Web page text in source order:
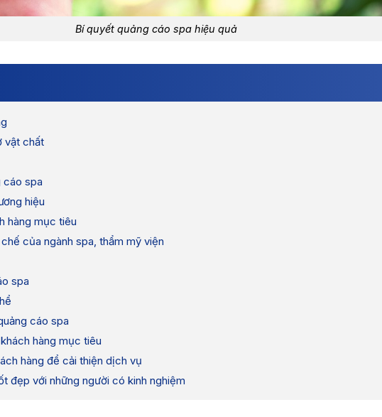
Bí quyết quảng cáo spa hiệu quả
vật chất
cáo spa
hiệu
hàng mục tiêu
của ngành spa, thẩm mỹ viện
spa
cáo spa
hàng mục tiêu
hàng để cải thiện dịch vụ
đẹp với những người có kinh nghiệm